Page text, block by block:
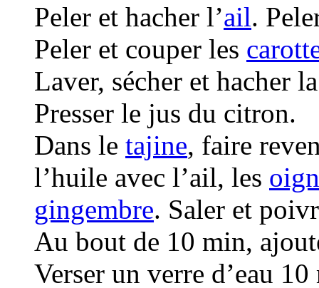
Peler et hacher l’ail.
Peler et couper les
Laver, sécher et hacher
Presser le jus du citron.
Dans le tajine, faire
l’huile avec l’ail, les
gingembre. Saler et
Au bout de 10 min,
Verser un verre d’eau